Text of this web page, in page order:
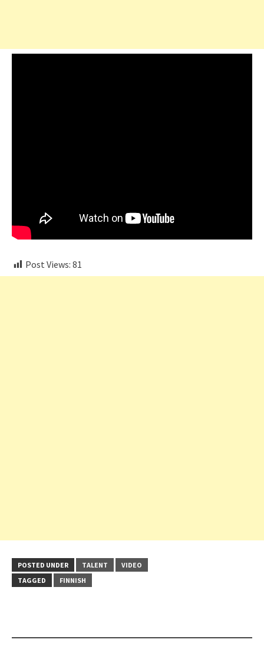
Post Views: 81
POSTED UNDER TALENT
VIDEO
TAGGED
FINNISH